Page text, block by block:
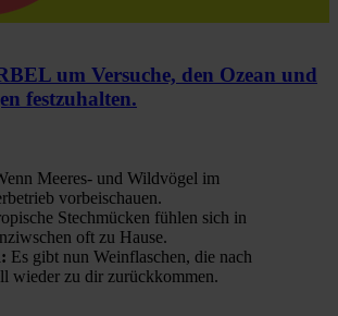
um Versuche, den Ozean und
festzuhalten.
Meeres- und Wildvögel im
vorbeischauen.
Stechmücken fühlen sich in
oft zu Hause.
Es gibt nun Weinflaschen, die nach
wieder zu dir zurückkommen.